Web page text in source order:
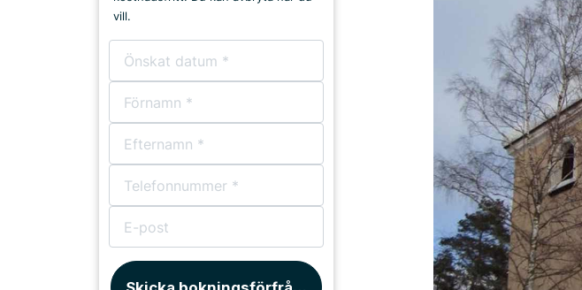
Begravningsplatser
Församlingshem
Bårhus
vill.